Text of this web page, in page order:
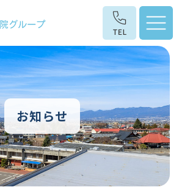
お知らせ